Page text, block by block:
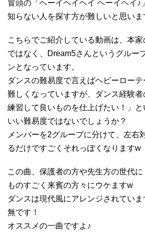
冒頭の「ヘーイヘイヘイ ヘーイヘイ♪
知らない人を探す方が難しいと思いま
こちらでご紹介している動画は、本
ではなく、Dream5さんというグルー
ンとなっています。
ダンスの難易度で言えばヘビーロー
難しくなっていますが、ダンス経験
練習して良いものを仕上げたい！」
いい難易度ではないでしょうか？
メンバーを2グループに分けて、左右
るだけですごくそれっぽくなりますw
この曲、保護者の方や先生方の世代に
ものすごく来賓の方々にウケますw
ダンスは現代風にアレンジされてい
無です！
オススメの一曲ですよ♪